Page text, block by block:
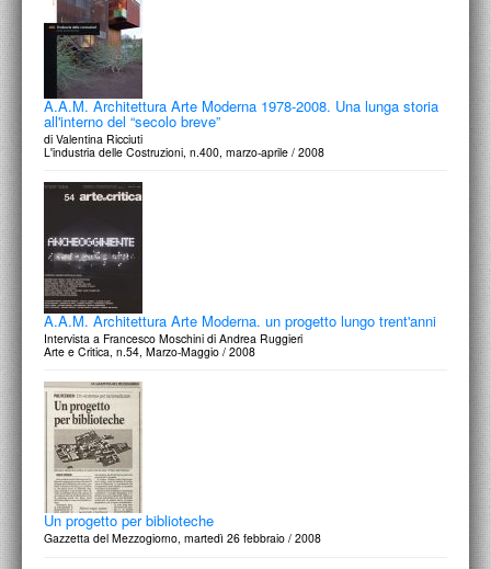
A.A.M. Architettura Arte Moderna 1978-2008. Una lunga storia
all'interno del “secolo breve”
di Valentina Ricciuti
L'industria delle Costruzioni, n.400, marzo-aprile / 2008
A.A.M. Architettura Arte Moderna. un progetto lungo trent'anni
Intervista a Francesco Moschini di Andrea Ruggieri
Arte e Critica, n.54, Marzo-Maggio / 2008
Un progetto per biblioteche
Gazzetta del Mezzogiorno, martedì 26 febbraio / 2008